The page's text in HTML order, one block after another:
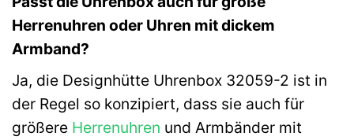
Herrenuhren oder Uhren mit dickem
Armband?
Ja, die Designhütte Uhrenbox 32059-2 ist in
der Regel so konzipiert, dass sie auch für
größere Herrenuhren und Armbänder mit